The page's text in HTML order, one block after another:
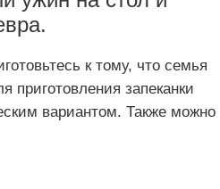
к тому, что семья
приготовления запеканки
вариантом. Также можно